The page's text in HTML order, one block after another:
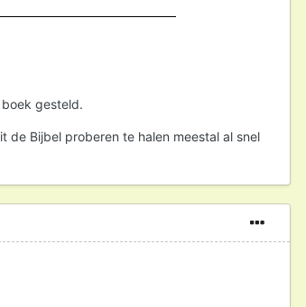
gesteld.
de Bijbel proberen te halen meestal al snel